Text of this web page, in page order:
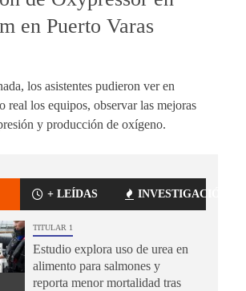
en Puerto Varas
los asistentes pudieron ver en
real los equipos, observar las mejoras
y producción de oxígeno.
+ LEÍDAS INVESTIGACIÓN
TITULAR 1
Estudio explora uso de urea en
alimento para salmones y
reporta menor mortalidad tras